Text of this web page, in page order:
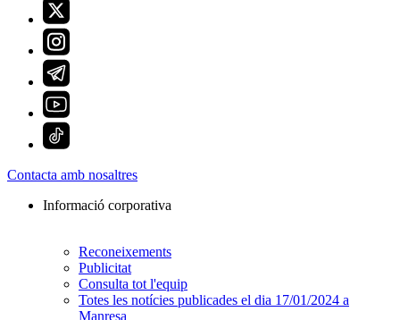
Contacta amb nosaltres
Informació corporativa
Reconeixements
Publicitat
Consulta tot l'equip
Totes les notícies publicades el dia 17/01/2024 a
Manresa